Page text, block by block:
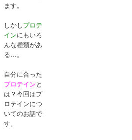
ます。
しかし プロテ
インにもいろ
んな種類があ
る…。
自分に合った
プロテイン と
は？今回はプ
ロテインにつ
いてのお話で
す。